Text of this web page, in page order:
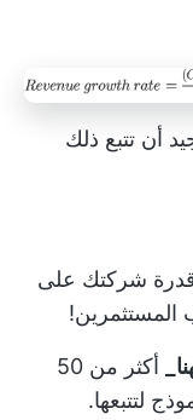
أن تتبع ذلك
قدرة شركتك على
أكثر من 50
لتتبعها.